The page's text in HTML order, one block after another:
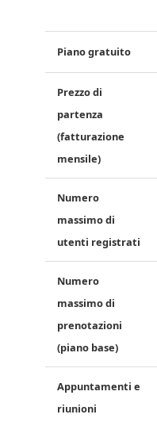
Piano gratuito
Prezzo di
partenza
(fatturazione
mensile)
Numero
massimo di
utenti registrati
Numero
massimo di
prenotazioni
(piano base)
Appuntamenti e
riunioni